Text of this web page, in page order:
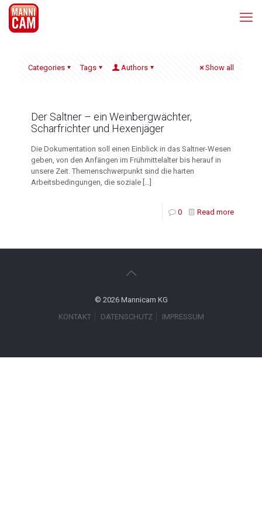
Categories Tags Authors Show all
Der Saltner – ein Weinbergwächter,
Scharfrichter und Hexenjäger
Die Dokumentation soll einen Einblick in das Saltner-Wesen
geben, von den Anfängen im Frühmittelalter bis herauf in
unsere Zeit. Themenschwerpunkt sind die harten
Arbeitsbedingungen, die soziale […]
0 Read more
© 2026 Mannicam KG
KONTAKT
DATENSCHUTZ IMPRESSUM